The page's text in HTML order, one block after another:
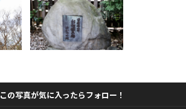
この写真が気に入ったらフォロー！